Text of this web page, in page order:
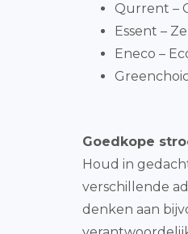
Qurrent –
Essent –
Eneco –
Goedkope
Houd in
verschillende
denken aan